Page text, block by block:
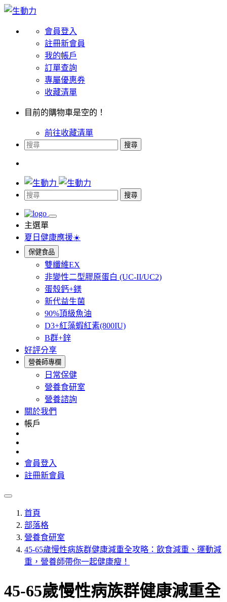
會員登入
註冊新會員
我的帳戶
訂單查詢
專屬優惠券
收藏清單
目前的購物車是空的！
前往收藏清單
搜尋
搜尋
主選單
夏日健康應援☀️
保健食品
雙纖維EX
非變性二型膠原蛋白 (UC-II/UC2)
蛋殼鈣+鎂
新代益生菌
90%頂級魚油
D3+紅藻蝦紅素(800IU)
B群+鋅
好評分享
營養師專欄
日常保健
營養食研室
營養諮詢
關於我們
帳戶
會員登入
註冊新會員
首頁
部落格
營養食研室
45-65歲慢性病族群健康減重全攻略：飲食減重、運動減
重，營養師帶你一起健康瘦！
45-65歲慢性病族群健康減重全